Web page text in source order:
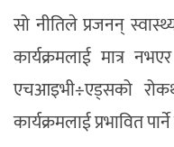
सो नीतिले प्रजनन्
कार्यक्रमलाई मात्र
एचआइभी÷एड्सको
कार्यक्रमलाई प्रभावित